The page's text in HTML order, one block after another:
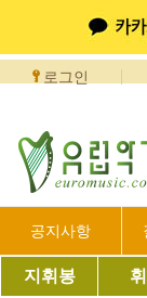
로그인
공지사항
지휘봉